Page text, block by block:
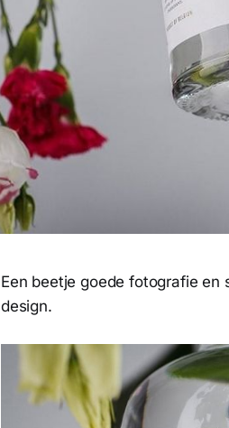
Een beetje goede fotografie
design.